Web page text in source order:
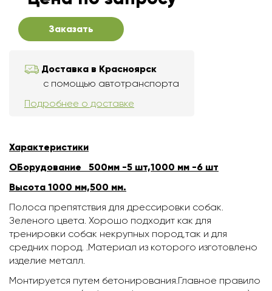
Заказать
Доставка в Красноярск
с помощью автотранспорта
Подробнее о доставке
Характеристики
ОБорудование 500мм -5 шт,1000 мм -6 шт
Высота 1000 мм,500 мм.
Полоса препятствия для дрессировки собак.
Зеленого цвета. Хорошо подходит как для
тренировки собак некрупных пород,так и для
средних пород. .Материал из которого изготовлено
изделие металл.
Монтируется путем бетонирования.Главное правило